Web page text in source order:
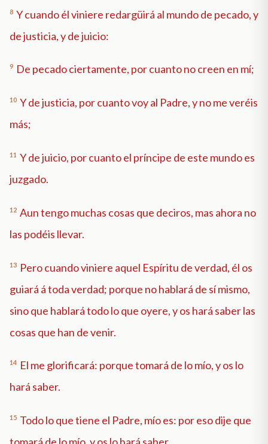
8 Y cuando él viniere redargüirá al mundo de pecado, y
de justicia, y de juicio:
9 De pecado ciertamente, por cuanto no creen en mí;
10 Y de justicia, por cuanto voy al Padre, y no me veréis
más;
11 Y de juicio, por cuanto el príncipe de este mundo es
juzgado.
12 Aun tengo muchas cosas que deciros, mas ahora no
las podéis llevar.
13 Pero cuando viniere aquel Espíritu de verdad, él os
guiará á toda verdad; porque no hablará de sí mismo,
sino que hablará todo lo que oyere, y os hará saber las
cosas que han de venir.
14 El me glorificará: porque tomará de lo mío, y os lo
hará saber.
15 Todo lo que tiene el Padre, mío es: por eso dije que